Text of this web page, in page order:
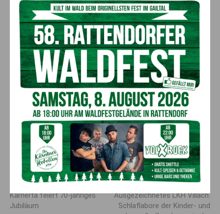
Am Bild: Elke Pucks-Faes (Ärztliche Direktorin Hochzirl) mit ihrem ehemaligen
Patienten Hans Grugger (c) Gerhard Berger
Vorheriger Artikel
Karnerta feiert 70-jähriges
Jubiläum
Nächster Artikel
Ausgezeichnetes LKH Villach:
Schlaflabore der Kinder- und